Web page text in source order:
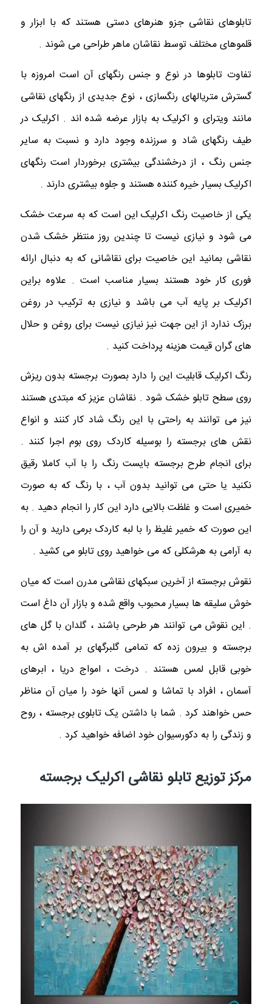
تابلوهای نقاشی جزو هنرهای دستی هستند که با ابزار و
قلموهای مختلف توسط نقاشان ماهر طراحی می شوند .
تفاوت تابلوها در نوع و جنس رنگهای آن است امروزه با
گسترش متریالهای رنگسازی ، نوع جدیدی از رنگهای نقاشی
مانند ویترای و اکرلیک به بازار عرضه شده اند . اکرلیک در
طیف رنگهای شاد و سرزنده وجود دارد و نسبت به سایر
جنس رنگ ، از درخشندگی بیشتری برخوردار است رنگهای
اکرلیک بسیار خیره کننده هستند و جلوه بیشتری دارند .
یکی از خاصیت رنگ اکرلیک این است که به سرعت خشک
می شود و نیازی نیست تا چندین روز منتظر خشک شدن
نقاشی بمانید این خاصیت برای نقاشانی که به دنبال ارائه
فوری کار خود هستند بسیار مناسب است . علاوه براین
اکرلیک بر پایه آب می باشد و نیازی به ترکیب در روغن
برزک ندارد از این جهت نیز نیازی نیست برای روغن و حلال
های گران قیمت هزینه پرداخت کنید .
رنگ اکرلیک قابلیت این را دارد بصورت برجسته بدون ریزش
روی سطح تابلو خشک شود . نقاشان عزیز که مبتدی هستند
نیز می توانند به راحتی با این رنگ شاد کار کنند و انواع
نقش های برجسته را بوسیله کاردک روی بوم اجرا کنند .
برای انجام طرح برجسته بایست رنگ را با آب کاملا رقیق
نکنید یا حتی می توانید بدون آب ، با رنگ که به صورت
خمیری است و غلظت بالایی دارد این کار را انجام دهید . به
این صورت که خمیر غلیظ را با لبه کاردک برمی دارید و آن را
به آرامی به هرشکلی که می خواهید روی تابلو می کشید .
نقوش برجسته از آخرین سبکهای نقاشی مدرن است که میان
خوش سلیقه ها بسیار محبوب واقع شده و بازار آن داغ است
. این نقوش می توانند هر طرحی باشند ، گلدان با گل های
برجسته و بیرون زده که تمامی گلبرگهای بر آمده اش به
خوبی قابل لمس هستند . درخت ، امواج دریا ، ابرهای
آسمان ، افراد با تماشا و لمس آنها خود را میان آن مناظر
حس خواهند کرد . شما با داشتن یک تابلوی برجسته ، روح
و زندگی را به دکورسیوان خود اضافه خواهید کرد .
مرکز توزیع تابلو نقاشی اکرلیک برجسته